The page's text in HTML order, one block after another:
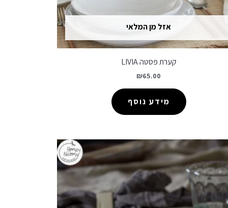
אזל מן המלאי
קערת פסטה LIVIA
₪65.00
מידע נוסף